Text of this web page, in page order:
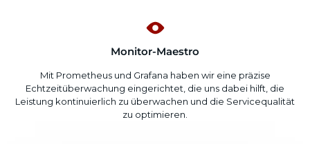
Monitor-Maestro
Mit Prometheus und Grafana haben wir eine präzise
Echtzeitüberwachung eingerichtet, die uns dabei hilft, die
Leistung kontinuierlich zu überwachen und die Servicequalität
zu optimieren.